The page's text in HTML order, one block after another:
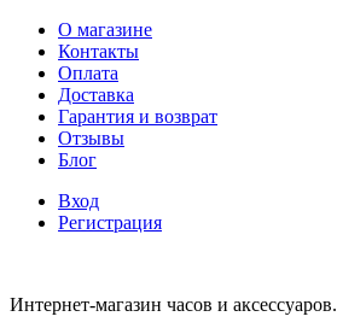
О магазине
Контакты
Оплата
Доставка
Гарантия и возврат
Отзывы
Блог
Вход
Регистрация
Интернет-магазин часов и аксессуаров.